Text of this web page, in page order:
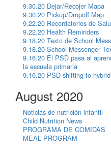
9.30.20 Dejar/Recojer Mapa
9.30.20 Pickup/Dropoff Map
9.22.20 Recordatorios de
9.22.20 Health Reminders
9.18.20 Texto de School
9.18.20 School Messenger
9.16.20 El PSD pasa al
la escuela primaria
9.16.20 PSD shifting to
August 2020
Noticias de nutrición infantil
Child Nutrition News
PROGRAMA DE COMIDAS
MEAL PROGRAM